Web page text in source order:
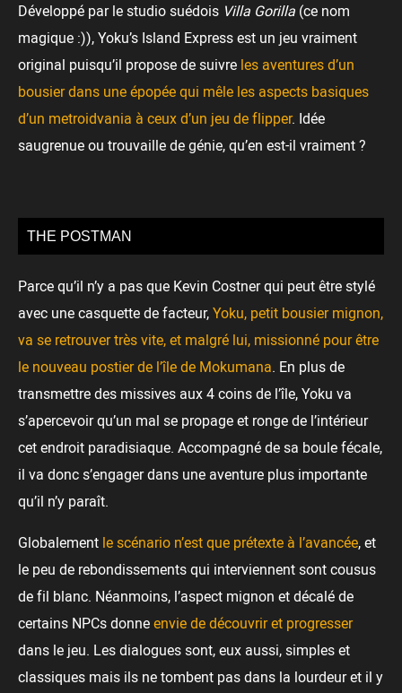
Développé par le studio suédois Villa Gorilla (ce nom
magique :)), Yoku’s Island Express est un jeu vraiment
original puisqu’il propose de suivre les aventures d’un
bousier dans une épopée qui mêle les aspects basiques
d’un metroidvania à ceux d’un jeu de flipper. Idée
saugrenue ou trouvaille de génie, qu’en est-il vraiment ?
THE POSTMAN
Parce qu’il n’y a pas que Kevin Costner qui peut être stylé
avec une casquette de facteur,Yoku, petit bousier mignon,
va se retrouver très vite, et malgré lui, missionné pour être
le nouveau postier de l’île de Mokumana. En plus de
transmettre des missives aux 4 coins de l’île, Yoku va
s’apercevoir qu’un mal se propage et ronge de l’intérieur
cet endroit paradisiaque. Accompagné de sa boule fécale,
il va donc s’engager dans une aventure plus importante
qu’il n’y paraît.
Globalement le scénario n’est que prétexte à l’avancée, et
le peu de rebondissements qui interviennent sont cousus
de fil blanc. Néanmoins, l’aspect mignon et décalé de
certains NPCs donneenvie de découvrir et progresser
dans le jeu. Les dialogues sont, eux aussi, simples et
classiques mais ils ne tombent pas dans la lourdeur et il y